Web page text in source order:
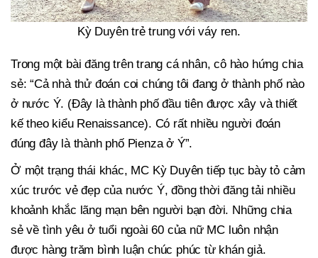
Kỳ Duyên trẻ trung với váy ren.
Trong một bài đăng trên trang cá nhân, cô hào hứng chia
sẻ: “Cả nhà thử đoán coi chúng tôi đang ở thành phố nào
ở nước Ý. (Đây là thành phố đầu tiên được xây và thiết
kế theo kiểu Renaissance). Có rất nhiều người đoán
đúng đây là thành phố Pienza ở Ý”.
Ở một trạng thái khác, MC Kỳ Duyên tiếp tục bày tỏ cảm
xúc trước vẻ đẹp của nước Ý, đồng thời đăng tải nhiều
khoảnh khắc lãng mạn bên người bạn đời. Những chia
sẻ về tình yêu ở tuổi ngoài 60 của nữ MC luôn nhận
được hàng trăm bình luận chúc phúc từ khán giả.